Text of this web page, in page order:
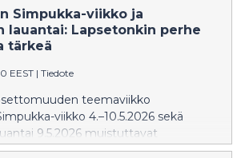
näyttelyn vapaaehtoiset
helmi -tunnustuksella.
Tampereella Cafe Kartanossa 5.–
juhlaan 9.5.2026.
Simpukka-viikko ja
lauantai: Lapsetonkin perhe
tärkeä
EEST | Tiedote
teemaviikko
viikko 4.–10.5.2026 sekä
9.5.2026 muistuttavat
että vanhemmuus ei ole